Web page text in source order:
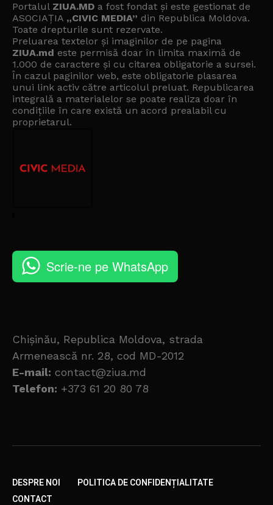
Portalul ZIUA.MD a fost fondat și este gestionat de
ASOCIAȚIA „CIVIC MEDIA” din Republica Moldova.
Toate drepturile sunt rezervate.
Preluarea textelor și imaginilor de pe pagina
ZIUA.md este permisă doar în limita maximă de
1.000 de caractere și cu citarea obligatorie a sursei.
În cazul paginilor web, este obligatorie plasarea
unui link activ către articolul preluat. Republicarea
integrală a materialelor se poate realiza doar în
condițiile în care există un acord prealabil cu
proprietarul.
Scrie-ne pe WhatsApp
Chișinău, Republica Moldova, strada
Armenească nr. 28, cod MD-2012
E-mail: contact@ziua.md
Telefon: +373 61 20 80 78
DESPRE NOI
POLITICA DE CONFIDENȚIALITATE
CONTACT